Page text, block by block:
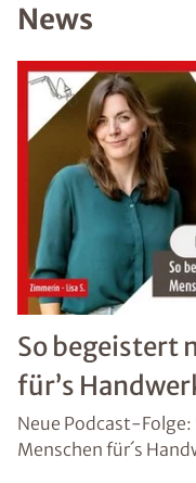
News
So begeistert
für’s
Neue Podcast-
Menschen für´s